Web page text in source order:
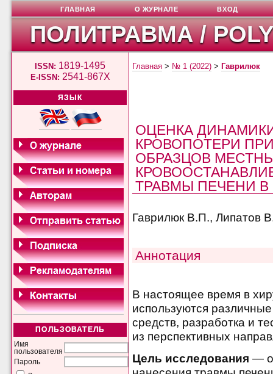
ПОЛИТРАВМА /
ISSN: 1819-1495
E-ISSN: 2541-867X
ЯЗЫК
ПОЛЬЗОВАТЕЛЬ
Имя
пользователя
Пароль
ГЛАВНАЯ О ЖУРНАЛЕ ВХОД
Главная > № 1 (2022) > Гаврилюк
ОЦЕНКА
КРОВОПОТЕРИ
ОБРАЗЦОВ
ТРАВМЫ ПЕЧЕНИ В
Гаврилюк В.П., Липатов
Аннотация
В настоящее время в
используются
средств, разработка и
из перспективных
Цель исследования —